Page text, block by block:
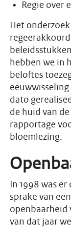
Regie over
Het
hebben we in
beloftes
eeuwwisseling
dato
de huid van
rapportage
bloemlezing.
In 1998 was
sprake van
openbaarheid
van dat jaar